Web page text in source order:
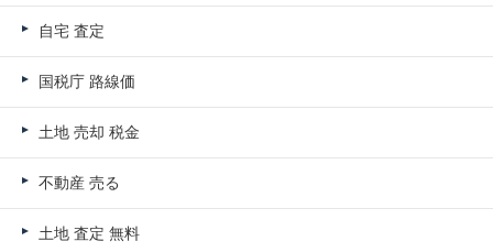
自宅 査定
国税庁 路線価
土地 売却 税金
不動産 売る
土地 査定 無料